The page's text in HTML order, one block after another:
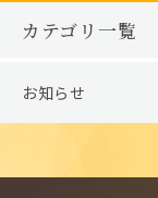
カテゴリ一覧
お知らせ